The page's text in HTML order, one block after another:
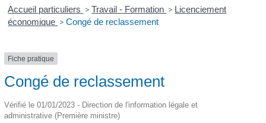
Accueil particuliers > Travail - Formation > Licenciement
économique > Congé de reclassement
Fiche pratique
Congé de reclassement
Vérifié le 01/01/2023 - Direction de l'information légale et
administrative (Première ministre)